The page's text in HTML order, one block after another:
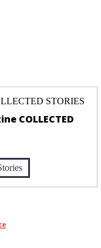
COLLECTED